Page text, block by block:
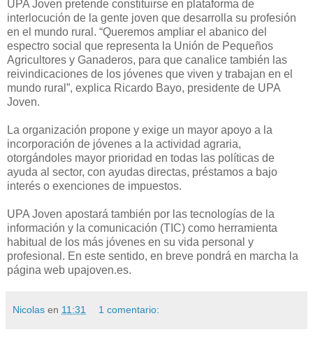
UPA Joven pretende constituirse en plataforma de
interlocución de la gente joven que desarrolla su profesión
en el mundo rural. “Queremos ampliar el abanico del
espectro social que representa la Unión de Pequeños
Agricultores y Ganaderos, para que canalice también las
reivindicaciones de los jóvenes que viven y trabajan en el
mundo rural”, explica Ricardo Bayo, presidente de UPA
Joven.
La organización propone y exige un mayor apoyo a la
incorporación de jóvenes a la actividad agraria,
otorgándoles mayor prioridad en todas las políticas de
ayuda al sector, con ayudas directas, préstamos a bajo
interés o exenciones de impuestos.
UPA Joven apostará también por las tecnologías de la
información y la comunicación (TIC) como herramienta
habitual de los más jóvenes en su vida personal y
profesional. En este sentido, en breve pondrá en marcha la
página web upajoven.es.
Nicolas en 11:31 1 comentario: